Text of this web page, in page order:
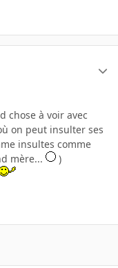
chose à voir avec
on peut insulter ses
insultes comme
mère...
)